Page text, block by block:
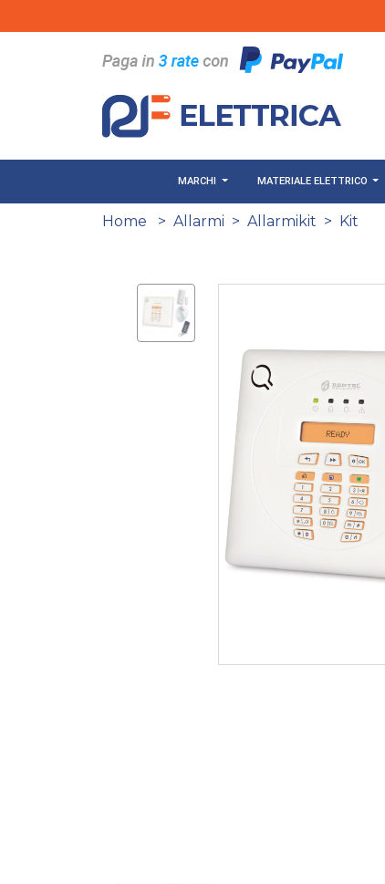
MARCHI MATERIALE ELETTRICO
Home > Allarmi > Allarmikit > Kit